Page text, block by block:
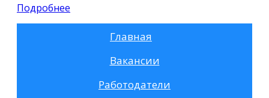
Подробнее
Главная
Вакансии
Работодатели